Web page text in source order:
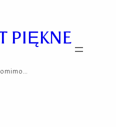
PIĘKNE